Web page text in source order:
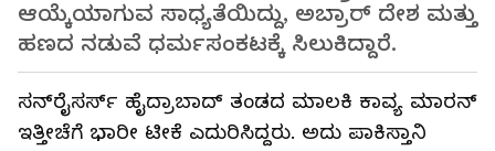
ಆಯ್ಕೆಯಾಗುವ ಸಾಧ್ಯತೆಯಿದ್ದು, ಅಬ್ರಾರ್ ದೇಶ ಮತ್ತು
ಹಣದ ನಡುವೆ ಧರ್ಮಸಂಕಟಕ್ಕೆ ಸಿಲುಕಿದ್ದಾರೆ.
ಸನ್‌ರೈಸರ್ಸ್ ಹೈದ್ರಾಬಾದ್ ತಂಡದ ಮಾಲಕಿ ಕಾವ್ಯ ಮಾರನ್
ಇತ್ತೀಚೆಗೆ ಭಾರೀ ಟೀಕೆ ಎದುರಿಸಿದ್ದರು. ಅದು ಪಾಕಿಸ್ತಾನಿ